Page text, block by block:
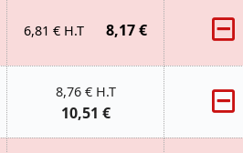
6,81 € H.T 8,17 €
8,76 € H.T
10,51 €